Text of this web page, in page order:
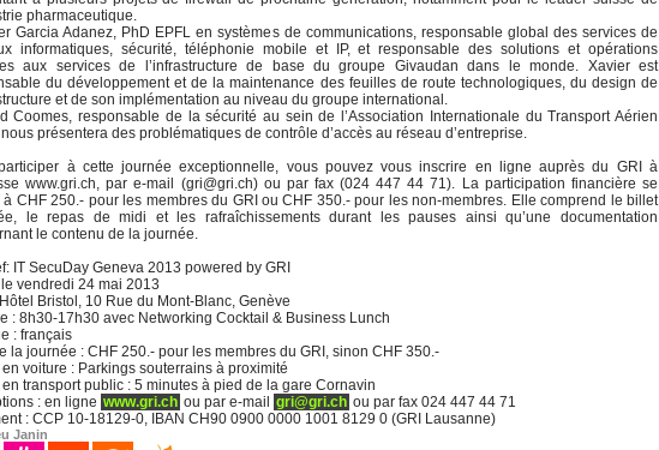
pharmaceutique.
Garcia Adanez, PhD EPFL en systèmes de communications, responsable global des services de
informatiques, sécurité, téléphonie mobile et IP, et responsable des solutions et opérations
aux services de l’infrastructure de base du groupe Givaudan dans le monde. Xavier est
du développement et de la maintenance des feuilles de route technologiques, du design de
et de son implémentation au niveau du groupe international.
Coomes, responsable de la sécurité au sein de l’Association Internationale du Transport Aérien
nous présentera des problématiques de contrôle d’accès au réseau d’entreprise.
à cette journée exceptionnelle, vous pouvez vous inscrire en ligne auprès du GRI à
www.gri.ch, par e-mail (gri@gri.ch) ou par fax (024 447 44 71). La participation financière se
à CHF 250.- pour les membres du GRI ou CHF 350.- pour les non-membres. Elle comprend le billet
le repas de midi et les rafraîchissements durant les pauses ainsi qu’une documentation
le contenu de la journée.
IT SecuDay Geneva 2013 powered by GRI
le vendredi 24 mai 2013
Bristol, 10 Rue du Mont-Blanc, Genève
: 8h30-17h30 avec Networking Cocktail & Business Lunch
: français
la journée : CHF 250.- pour les membres du GRI, sinon CHF 350.-
voiture : Parkings souterrains à proximité
transport public : 5 minutes à pied de la gare Cornavin
: en ligne www.gri.ch ou par e-mail gri@gri.ch ou par fax 024 447 44 71
: CCP 10-18129-0, IBAN CH90 0900 0000 1001 8129 0 (GRI Lausanne)
Janin